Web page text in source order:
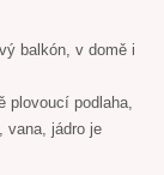
balkón, v domě i
plovoucí podlaha,
vana, jádro je